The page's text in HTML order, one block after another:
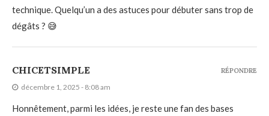
technique. Quelqu’un a des astuces pour débuter sans trop de
dégâts ? 😅
CHICETSIMPLE
décembre 1, 2025 - 8:08 am
Honnêtement, parmi les idées, je reste une fan des bases
RÉPONDRE